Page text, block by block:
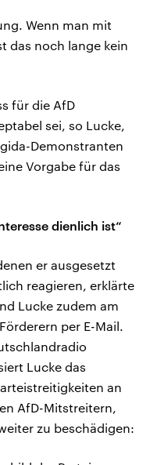
Wenn man mit
das noch lange kein
für die AfD
sei, so Lucke,
Demonstranten
Vorgabe für das
dienlich ist“
er ausgesetzt
reagieren, erklärte
Lucke zudem am
per E-Mail.
Lucke das
an
AfD-Mitstreitern,
zu beschädigen: